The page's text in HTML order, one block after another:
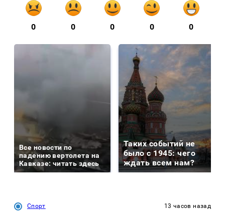
0 0 0 0 0
Все новости по
падению вертолета на
Кавказе: читать здесь
Таких событий не
было с 1945: чего
ждать всем нам?
Спорт 13 часов назад